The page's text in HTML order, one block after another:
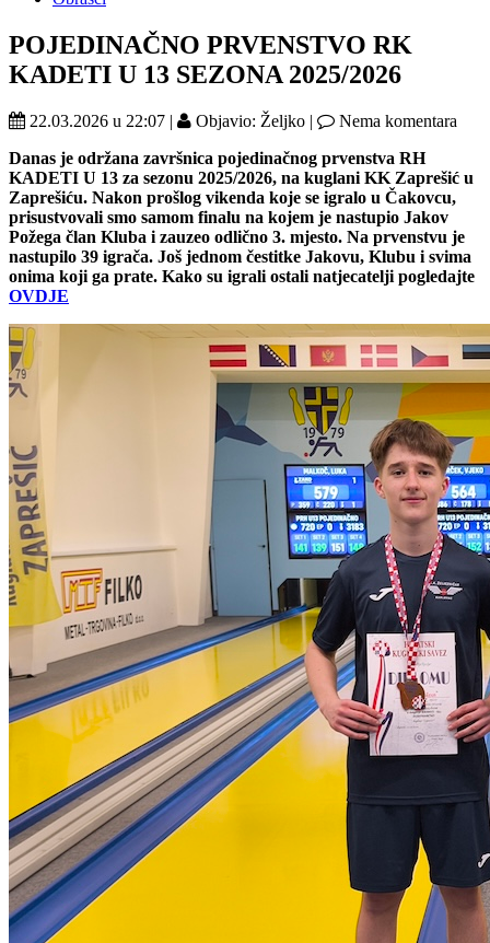
POJEDINAČNO PRVENSTVO RK
KADETI U 13 SEZONA 2025/2026
22.03.2026 u 22:07 | Objavio: Željko |
Nema komentara
Danas je održana završnica pojedinačnog prvenstva RH
KADETI U 13 za sezonu 2025/2026, na kuglani KK Zaprešić u
Zaprešiću. Nakon prošlog vikenda koje se igralo u Čakovcu,
prisustvovali smo samom finalu na kojem je nastupio Jakov
Požega član Kluba i zauzeo odlično 3. mjesto. Na prvenstvu je
nastupilo 39 igrača. Još jednom čestitke Jakovu, Klubu i svima
onima koji ga prate. Kako su igrali ostali natjecatelji pogledajte
OVDJE